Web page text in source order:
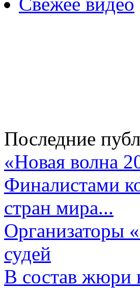
Последние
«Новая волна
Финалистами
стран мира...
Организаторы
судей
В состав жюри